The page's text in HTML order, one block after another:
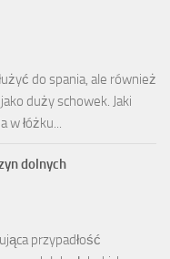
do spania, ale również
duży schowek. Jaki
w łóżku...
dolnych
przypadłość